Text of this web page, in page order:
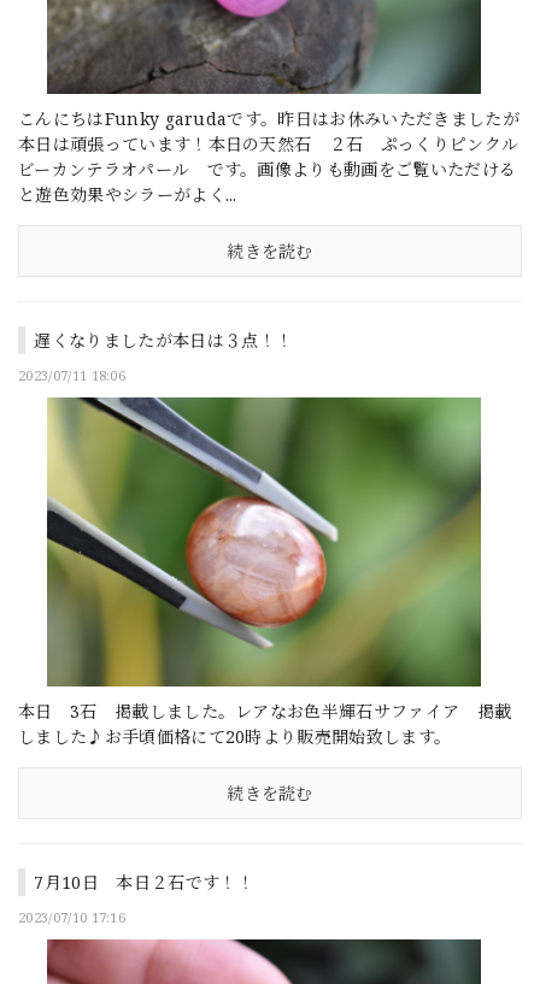
こんにちはFunky garudaです。昨日はお休みいただきましたが
本日は頑張っています！本日の天然石 ２石 ぷっくりピンクル
ビーカンテラオパール です。画像よりも動画をご覧いただける
と遊色効果やシラーがよく...
続きを読む
遅くなりましたが本日は３点！！
2023/07/11 18:06
本日 3石 掲載しました。レアなお色半輝石サファイア 掲載
しました♪お手頃価格にて20時より販売開始致します。
続きを読む
7月10日 本日２石です！！
2023/07/10 17:16